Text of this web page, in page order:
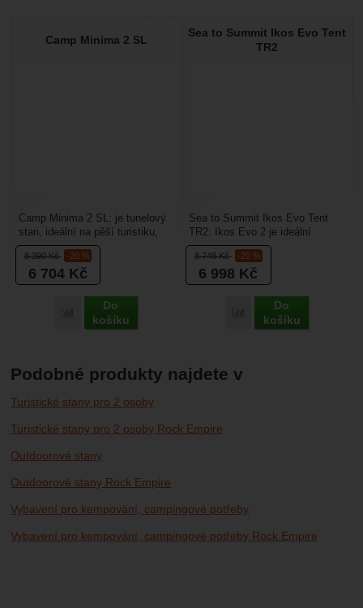
Camp Minima 2 SL
8 390Kč -20 %
6 704 Kč
Porovnat
Do
košíku
Camp Minima 2 SL: je tunelový
stan, ideální na pěší turistiku,
cyklistiku nebo jiné outdoorové
aktivity,...
Sea to Summit Ikos Evo Tent
TR2
8 748Kč -20 %
6 998 Kč
Porovnat
Do
košíku
Sea to Summit Ikos Evo Tent
TR2: Ikos Evo 2 je ideální
volbou pro ty, kteří hledají
maximální vnitřní...
Podobné produkty najdete v
Turistické stany pro 2 osoby
Turistické stany pro 2 osoby Rock Empire
Outdoorové stany
Outdoorové stany Rock Empire
Vybavení pro kempování, campingové potřeby
Vybavení pro kempování, campingové potřeby Rock Empire